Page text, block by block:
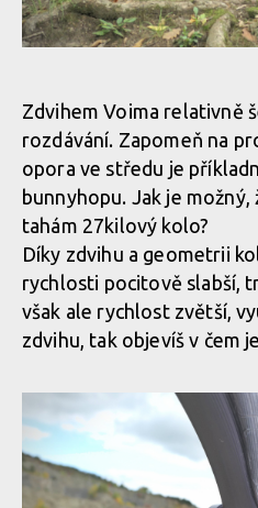
Pole Voima v akci
Pole Voima v akci
Pole Voima v akci
Pole Voima v akci
Zdvihem Voima relativně
rozdávání. Zapomeň na
opora ve středu je
bunnyhopu. Jak je
tahám 27kilový kolo?
Díky zdvihu a geometrii
rychlosti pocitově slabší,
však ale rychlost zvětší,
zdvihu, tak objevíš v čem